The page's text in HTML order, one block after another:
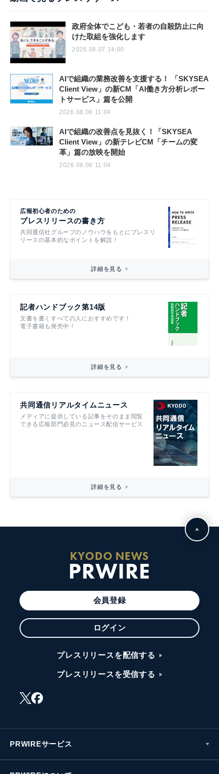
政府全体でこども・若者の自殺防止に向
けた取組を強化します
2026.08.07 14:00
AIで組織の業務改善を支援する！ 「SKYSEA
Client View」の新CM「AI働き方分析レポー
トサービス」篇を公開
2026.08.06 11:04
AIで組織の改善点を見抜く！「SKYSEA
Client View」の新テレビCM「チームの変
革」篇の放映を開始
2026.08.06 11:04
広報初心者のための
プレスリリースの書き方
共同通信社グループのノウハウをもとにプレスリ
リースの基本的なポイントを解説！
詳細を見る
記者ハンドブック第14版
文書を書くすべての人におすすめです！
電子書籍も発売中！
詳細を見る
共同通信リアルタイムニュース
メディアに提供している記事をそのまま閲覧
できる広報部門必見のニュース配信サービス
詳細を見る
KYODO NEWS
PRWIRE
会員登録
ログイン
プレスリリースを配信する
プレスリリースを受信する
PRWIREサービス